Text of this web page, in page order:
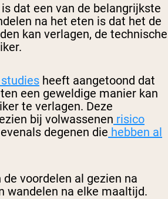
dat een van de belangrijkste
na het eten is dat het de
kan verlagen, de technische
heeft aangetoond dat
een geweldige manier kan
te verlagen. Deze
bij volwassenen risico
evenals degenen die hebben al
voordelen al gezien na
wandelen na elke maaltijd.